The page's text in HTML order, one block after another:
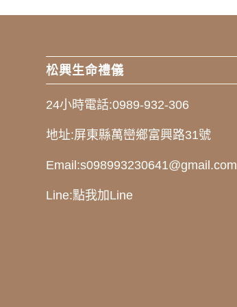
松興生命禮儀
24小時電話:0989-932-306
地址:屏東縣萬巒鄉富興路31號
Email:s098993230641@gmail.com
Line:點我加Line